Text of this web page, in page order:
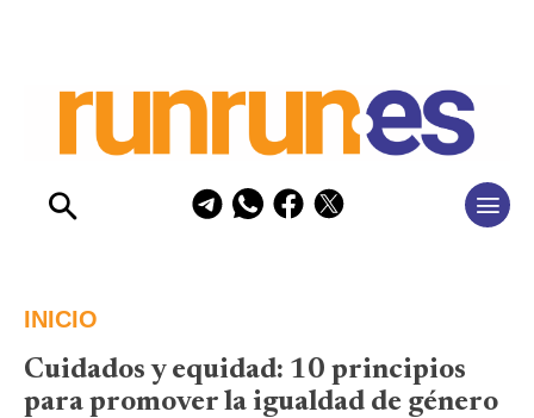
INICIO
Cuidados y equidad: 10 principios
para promover la igualdad de género